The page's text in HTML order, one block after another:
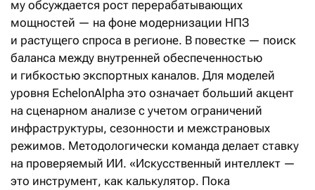
му обсуждается рост перерабатывающих
мощностей — на фоне модернизации НПЗ
и растущего спроса в регионе. В повестке — поиск
баланса между внутренней обеспеченностью
и гибкостью экспортных каналов. Для моделей
уровня EchelonAlpha это означает больший акцент
на сценарном анализе с учетом ограничений
инфраструктуры, сезонности и межстрановых
режимов. Методологически команда делает ставку
на проверяемый ИИ. «Искусственный интеллект —
это инструмент, как калькулятор. Пока